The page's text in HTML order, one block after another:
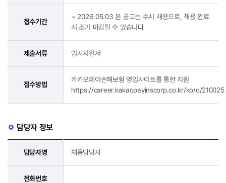
접수기간
~ 2026.05.03 본 공고는 수시 채용으로, 채용 완료
시 조기 마감될 수 있습니다
제출서류 입사지원서
접수방법
카카오페이손해보험 영입사이트를 통한 지원
https://career.kakaopayinscorp.co.kr/ko/o/210025
담당자 정보
담당자명 채용담당자
전화번호